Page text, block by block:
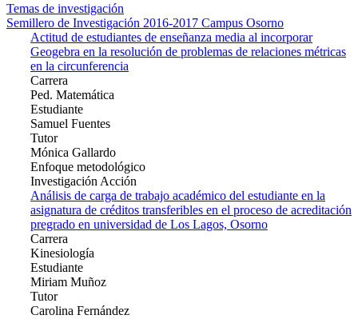
Temas de investigación
Semillero de Investigación 2016-2017 Campus Osorno
Actitud de estudiantes de enseñanza media al incorporar
Geogebra en la resolución de problemas de relaciones métricas
en la circunferencia
Carrera
Ped. Matemática
Estudiante
Samuel Fuentes
Tutor
Mónica Gallardo
Enfoque metodológico
Investigación Acción
Análisis de carga de trabajo académico del estudiante en la
asignatura de créditos transferibles en el proceso de acreditación
pregrado en universidad de Los Lagos, Osorno
Carrera
Kinesiología
Estudiante
Miriam Muñoz
Tutor
Carolina Fernández